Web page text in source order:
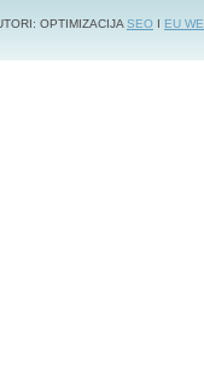
OPTIMIZACIJASEO I EU